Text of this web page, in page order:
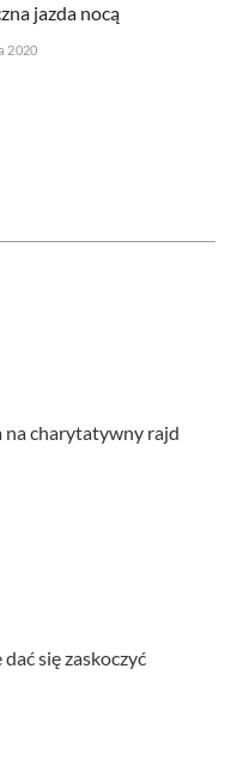
jazda nocą
2020
na charytatywny rajd
się zaskoczyć